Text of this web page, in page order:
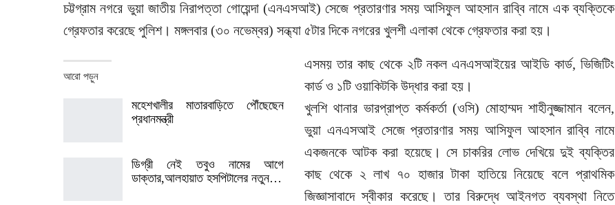
চট্টগ্রাম নগরে ভুয়া জাতীয় নিরাপত্তা গোয়েন্দা (এনএসআই) সেজে প্রতারণার সময় আসিফুল আহসান রাব্বি নামে এক ব্যক্তিকে
গ্রেফতার করেছে পুলিশ। মঙ্গলবার (৩০ নভেম্বর) সন্ধ্যা ৫টার দিকে নগরের খুলশী এলাকা থেকে গ্রেফতার করা হয়।
আরো পড়ুন
মহেশখালীর মাতারবাড়িতে পৌঁছেছেন
প্রধানমন্ত্রী
ডিগ্রী নেই তবুও নামের আগে
ডাক্তার,আলহায়াত হসপিটালের নতুন…
এসময় তার কাছ থেকে ২টি নকল এনএসআইয়ের আইডি কার্ড, ভিজিটিং
কার্ড ও ১টি ওয়াকিটকি উদ্ধার করা হয়।
খুলশি থানার ভারপ্রাপ্ত কর্মকর্তা (ওসি) মোহাম্মদ শাহীনুজ্জামান বলেন,
ভুয়া এনএসআই সেজে প্রতারণার সময় আসিফুল আহসান রাব্বি নামে
একজনকে আটক করা হয়েছে। সে চাকরির লোভ দেখিয়ে দুই ব্যক্তির
কাছ থেকে ২ লাখ ৭০ হাজার টাকা হাতিয়ে নিয়েছে বলে প্রাথমিক
জিজ্ঞাসাবাদে স্বীকার করেছে। তার বিরুদ্ধে আইনগত ব্যবস্থা নিতে